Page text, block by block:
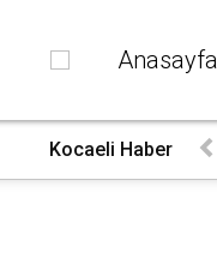
Anasayfa
Kocaeli Haber